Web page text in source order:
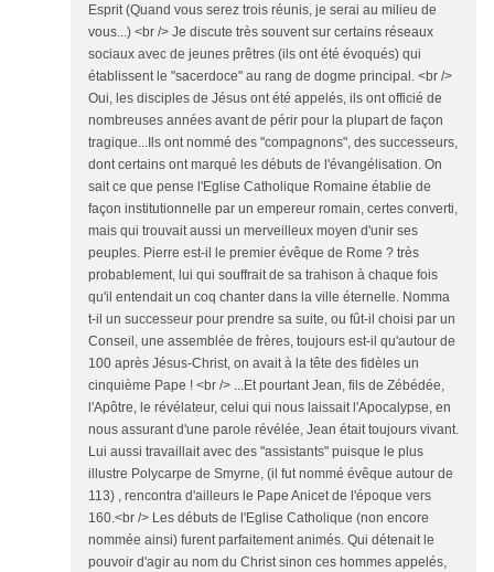
Esprit (Quand vous serez trois réunis, je serai au milieu de
vous...) <br /> Je discute très souvent sur certains réseaux
sociaux avec de jeunes prêtres (ils ont été évoqués) qui
établissent le "sacerdoce" au rang de dogme principal. <br />
Oui, les disciples de Jésus ont été appelés, ils ont officié de
nombreuses années avant de périr pour la plupart de façon
tragique...Ils ont nommé des "compagnons", des successeurs,
dont certains ont marqué les débuts de l'évangélisation. On
sait ce que pense l'Eglise Catholique Romaine établie de
façon institutionnelle par un empereur romain, certes converti,
mais qui trouvait aussi un merveilleux moyen d'unir ses
peuples. Pierre est-il le premier évêque de Rome ? très
probablement, lui qui souffrait de sa trahison à chaque fois
qu'il entendait un coq chanter dans la ville éternelle. Nomma
t-il un successeur pour prendre sa suite, ou fût-il choisi par un
Conseil, une assemblée de frères, toujours est-il qu'autour de
100 après Jésus-Christ, on avait à la tête des fidèles un
cinquième Pape ! <br /> ...Et pourtant Jean, fils de Zébédée,
l'Apôtre, le révélateur, celui qui nous laissait l'Apocalypse, en
nous assurant d'une parole révélée, Jean était toujours vivant.
Lui aussi travaillait avec des "assistants" puisque le plus
illustre Polycarpe de Smyrne, (il fut nommé évêque autour de
113) , rencontra d'ailleurs le Pape Anicet de l'époque vers
160.<br /> Les débuts de l'Eglise Catholique (non encore
nommée ainsi) furent parfaitement animés. Qui détenait le
pouvoir d'agir au nom du Christ sinon ces hommes appelés,